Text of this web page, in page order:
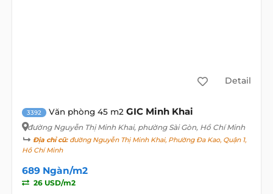
Detail
3392 Văn phòng 45 m2 GIC Minh Khai
đường Nguyễn Thị Minh Khai, phường Sài Gòn, Hồ Chí Minh
Địa chỉ cũ:đường Nguyễn Thị Minh Khai, Phường Đa Kao, Quận 1,
Hồ Chí Minh
689 Ngàn/m2
26 USD/m2